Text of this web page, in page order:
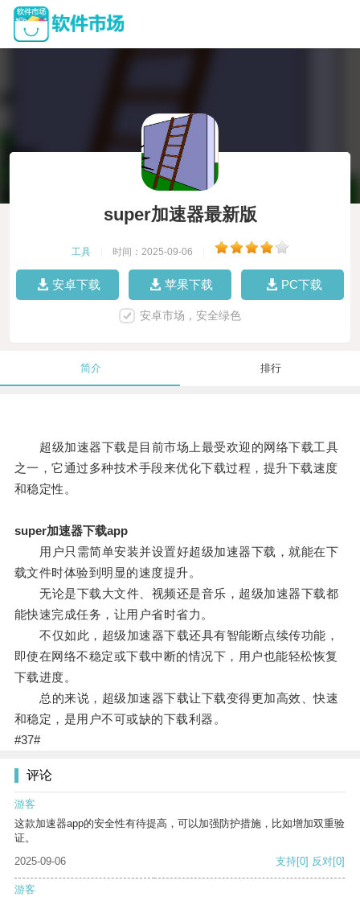
super加速器最新版
工具 时间：2025-09-06
安卓下载 苹果下载 PC下载
安卓市场，安全绿色
简介 排行
超级加速器下载是目前市场上最受欢迎的网络下载工具
之一，它通过多种技术手段来优化下载过程，提升下载速度
和稳定性。
super加速器下载app
用户只需简单安装并设置好超级加速器下载，就能在下
载文件时体验到明显的速度提升。
无论是下载大文件、视频还是音乐，超级加速器下载都
能快速完成任务，让用户省时省力。
不仅如此，超级加速器下载还具有智能断点续传功能，
即使在网络不稳定或下载中断的情况下，用户也能轻松恢复
下载进度。
总的来说，超级加速器下载让下载变得更加高效、快速
和稳定，是用户不可或缺的下载利器。
#37#
评论
游客
这款加速器app的安全性有待提高，可以加强防护措施，比如增加双重验
证。
2025-09-06
支持[0] 反对[0]
游客